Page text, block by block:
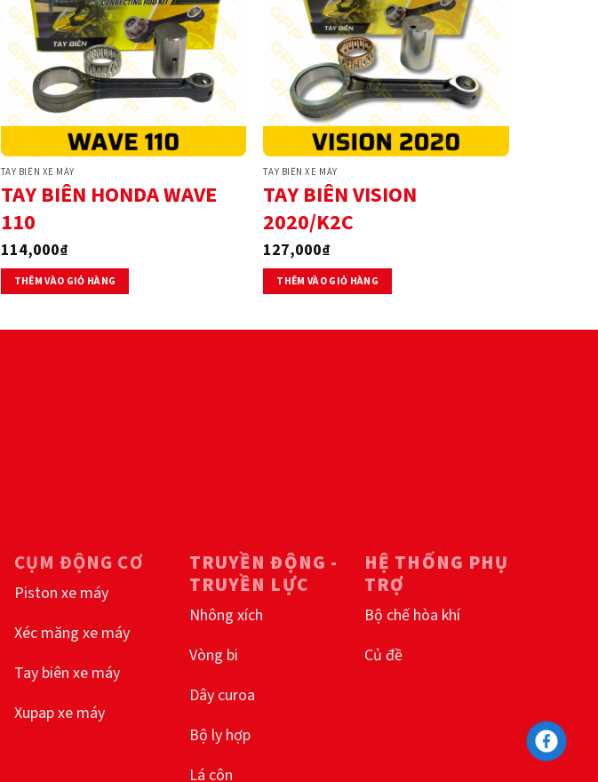
TAY BIÊN XE MÁY
TAY BIÊN HONDA WAVE
110
114,000₫
THÊM VÀO GIỎ HÀNG
TAY BIÊN XE MÁY
TAY BIÊN VISION
2020/K2C
127,000₫
THÊM VÀO GIỎ HÀNG
CỤM ĐỘNG CƠ
Piston xe máy
Xéc măng xe máy
Tay biên xe máy
Xupap xe máy
TRUYỀN ĐỘNG -
TRUYỀN LỰC
Nhông xích
Vòng bi
Dây curoa
Bộ ly hợp
Lá côn
HỆ THỐNG PHỤ
TRỢ
Bộ chế hòa khí
Củ đề